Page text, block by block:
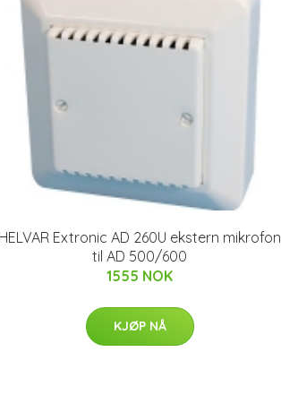
HELVAR Extronic AD 260U ekstern mikrofon
til AD 500/600
1555 NOK
KJØP NÅ